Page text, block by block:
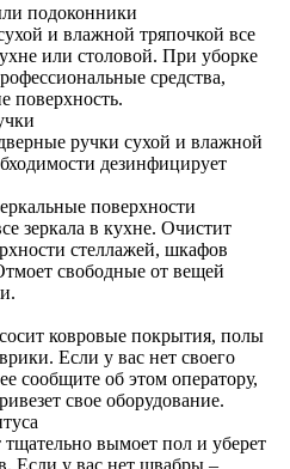
подоконники
и влажной тряпочкой все
или столовой. При уборке
средства,
поверхность.
ручки сухой и влажной
дезинфицирует
поверхности
зеркала в кухне. Очистит
стеллажей, шкафов
свободные от вещей
ковровые покрытия, полы
Если у вас нет своего
сообщите об этом оператору,
свое оборудование.
вымоет пол и уберет
Если у вас нет швабры –